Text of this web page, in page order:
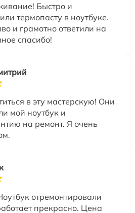
Быстро и
термопасту в ноутбуке.
и грамотно ответили на
спасибо!
в эту мастерскую! Они
мой ноутбук и
на ремонт. Я очень
отремонтировали
прекрасно. Цена